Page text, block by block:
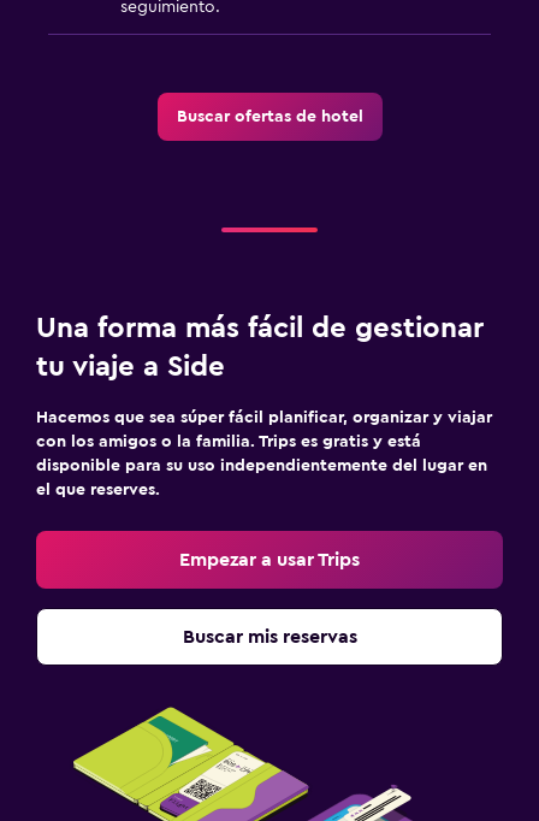
seguimiento.
Buscar ofertas de hotel
Una forma más fácil de gestionar
tu viaje a Side
Hacemos que sea súper fácil planificar, organizar y viajar
con los amigos o la familia. Trips es gratis y está
disponible para su uso independientemente del lugar en
el que reserves.
Empezar a usar Trips
Buscar mis reservas